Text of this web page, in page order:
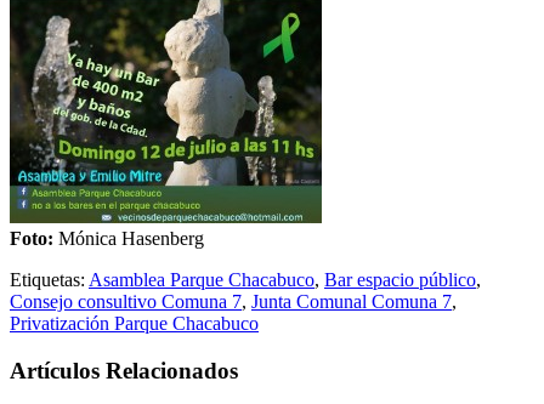
Foto: Mónica Hasenberg
Etiquetas: Asamblea Parque Chacabuco, Bar espacio público,
Consejo consultivo Comuna 7, Junta Comunal Comuna 7,
Privatización Parque Chacabuco
Artículos Relacionados